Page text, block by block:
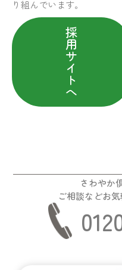
り組んでいます。
採
用
サ
イ
ト
へ
さわやか
ご相談などお